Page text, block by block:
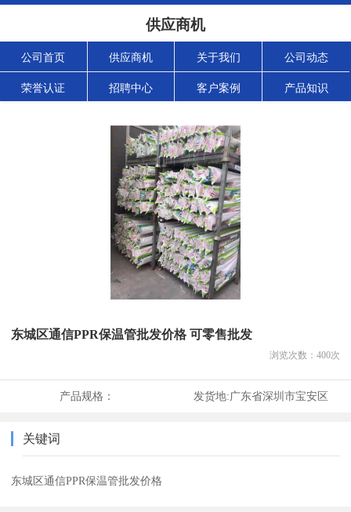
供应商机
公司首页 供应商机 关于我们 公司动态
荣誉认证 招聘中心 客户案例 产品知识
东城区通信PPR保温管批发价格 可零售批发
浏览次数： 400次
产品规格： 发货地:广东省深圳市宝安区
关键词
东城区通信PPR保温管批发价格